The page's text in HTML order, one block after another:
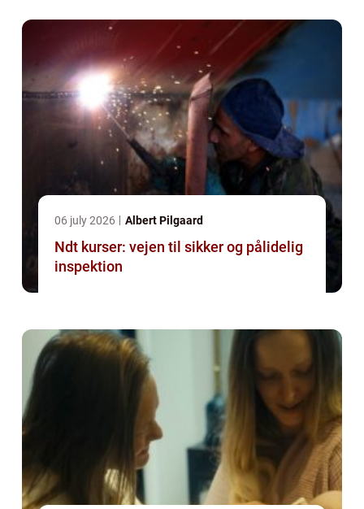
06 july 2026 Albert Pilgaard
Ndt kurser: vejen til sikker og pålidelig
inspektion